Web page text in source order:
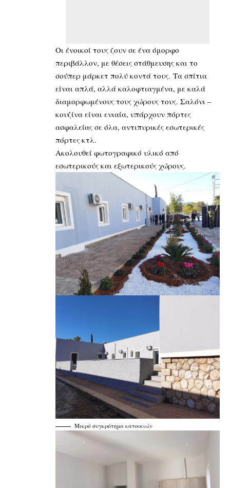
Οι ένοικοί τους ζουν σε ένα όμορφο
περιβάλλον, με θέσεις στάθμευσης και το
σούπερ μάρκετ πολύ κοντά τους. Τα σπίτια
είναι απλά, αλλά καλοφτιαγμένα, με καλά
διαμορφωμένους τους χώρους τους. Σαλόνι –
κουζίνα είναι ενιαία, υπάρχουν πόρτες
ασφαλείας σε όλα, αντιπυρικές εσωτερικές
πόρτες κτλ.
Ακολουθεί φωτογραφικό υλικό από
εσωτερικούς και εξωτερικούς χώρους.
Μικρό συγκρότημα κατοικιών